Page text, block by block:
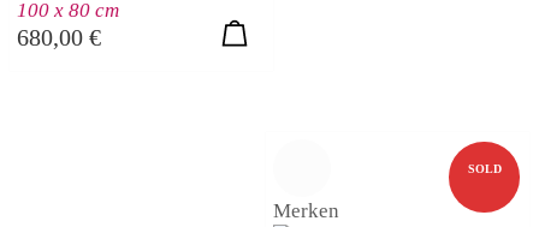
100 x 80 cm
680,00 €
SOLD
Merken